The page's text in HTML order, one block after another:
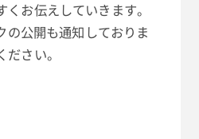
お伝えしていきます。
の公開も通知しておりま
さい。